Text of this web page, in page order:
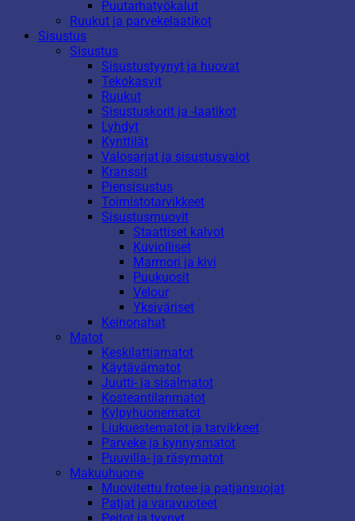
Puutarhatyökalut
Ruukut ja parvekelaatikot
Sisustus
Sisustus
Sisustustyynyt ja huovat
Tekokasvit
Ruukut
Sisustuskorit ja -laatikot
Lyhdyt
Kynttilät
Valosarjat ja sisustusvalot
Kranssit
Piensisustus
Toimistotarvikkeet
Sisustusmuovit
Staattiset kalvot
Kuviolliset
Marmori ja kivi
Puukuosit
Velour
Yksiväriset
Keinonahat
Matot
Keskilattiamatot
Käytävämatot
Juutti- ja sisalmatot
Kosteantilanmatot
Kylpyhuonematot
Liukuestematot ja tarvikkeet
Parveke ja kynnysmatot
Puuvilla- ja räsymatot
Makuuhuone
Muovitettu frotee ja patjansuojat
Patjat ja varavuoteet